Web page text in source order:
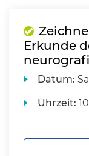
Erkunde
Datum:
Uhrzeit: